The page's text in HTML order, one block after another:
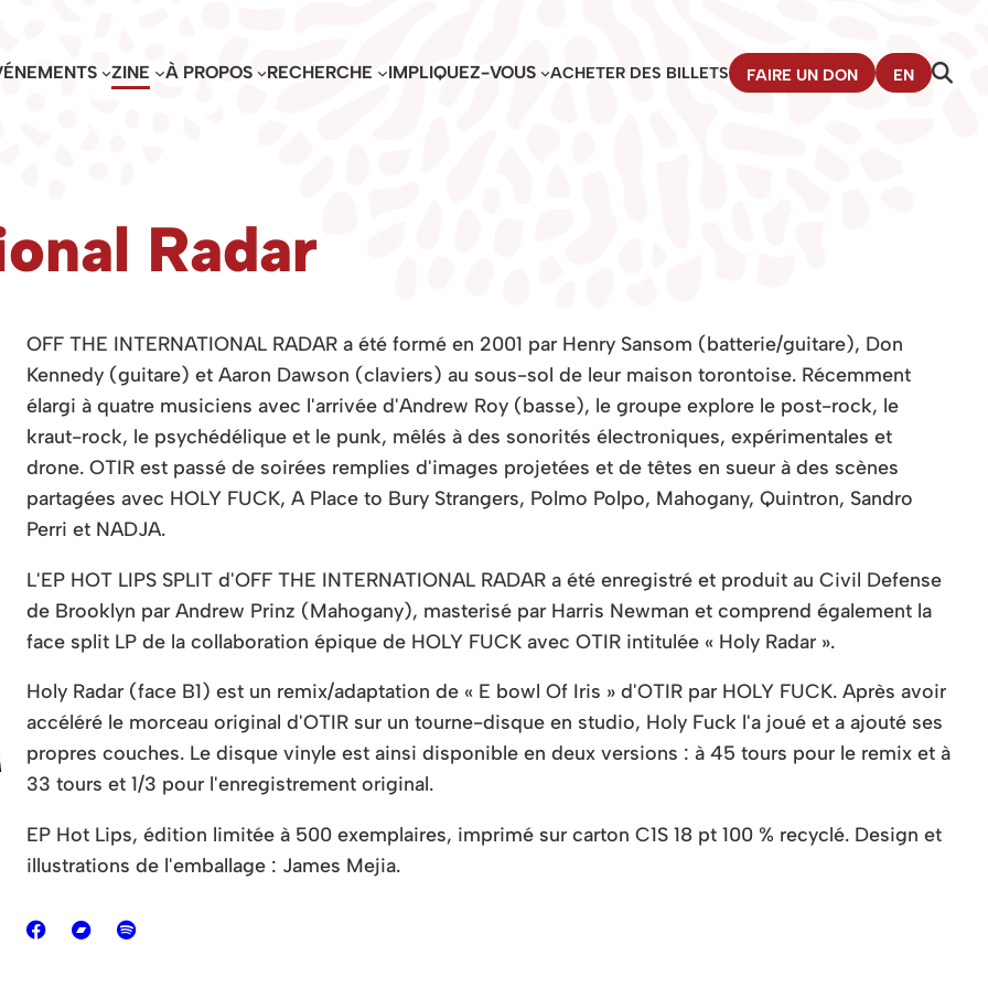
ZINE À PROPOS RECHERCHE IMPLIQUEZ-VOUS ACHETER DES BILLETS FAIRE UN DON EN
Radar
OFF THE INTERNATIONAL RADAR a été formé en 2001 par Henry Sansom (batterie/guitare), Don
Kennedy (guitare) et Aaron Dawson (claviers) au sous-sol de leur maison torontoise. Récemment
élargi à quatre musiciens avec l'arrivée d'Andrew Roy (basse), le groupe explore le post-rock, le
kraut-rock, le psychédélique et le punk, mêlés à des sonorités électroniques, expérimentales et
drone. OTIR est passé de soirées remplies d'images projetées et de têtes en sueur à des scènes
partagées avec HOLY FUCK, A Place to Bury Strangers, Polmo Polpo, Mahogany, Quintron, Sandro
Perri et NADJA.
L'EP HOT LIPS SPLIT d'OFF THE INTERNATIONAL RADAR a été enregistré et produit au Civil Defense
de Brooklyn par Andrew Prinz (Mahogany), masterisé par Harris Newman et comprend également la
face split LP de la collaboration épique de HOLY FUCK avec OTIR intitulée « Holy Radar ».
Holy Radar (face B1) est un remix/adaptation de « E bowl Of Iris » d'OTIR par HOLY FUCK. Après avoir
accéléré le morceau original d'OTIR sur un tourne-disque en studio, Holy Fuck l'a joué et a ajouté ses
propres couches. Le disque vinyle est ainsi disponible en deux versions : à 45 tours pour le remix et à
33 tours et 1/3 pour l'enregistrement original.
EP Hot Lips, édition limitée à 500 exemplaires, imprimé sur carton C1S 18 pt 100 % recyclé. Design et
illustrations de l'emballage : James Mejia.